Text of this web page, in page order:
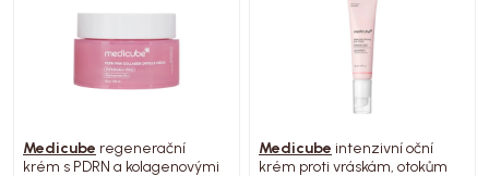
Medicube regenerační
krém s PDRN a kolagenovými
Medicube intenzivní oční
krém proti vráskám, otokům